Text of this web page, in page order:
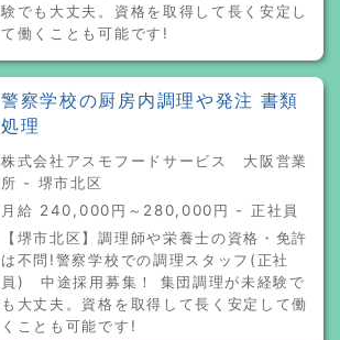
験でも大丈夫。資格を取得して長く安定し
て働くことも可能です!
警察学校の厨房内調理や発注 書類
処理
株式会社アスモフードサービス 大阪営業
所 - 堺市北区
月給 240,000円～280,000円 - 正社員
【堺市北区】調理師や栄養士の資格・免許
は不問!警察学校での調理スタッフ(正社
員) 中途採用募集！ 集団調理が未経験で
も大丈夫。資格を取得して長く安定して働
くことも可能です!